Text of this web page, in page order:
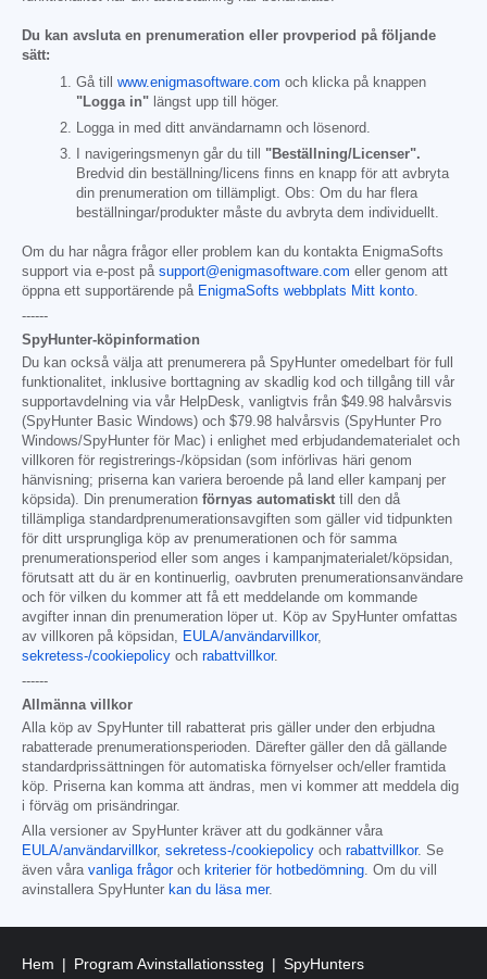
Du kan avsluta en prenumeration eller provperiod på följande
sätt:
Gå till www.enigmasoftware.com och klicka på knappen
"Logga in" längst upp till höger.
Logga in med ditt användarnamn och lösenord.
I navigeringsmenyn går du till "Beställning/Licenser".
Bredvid din beställning/licens finns en knapp för att avbryta
din prenumeration om tillämpligt. Obs: Om du har flera
beställningar/produkter måste du avbryta dem individuellt.
Om du har några frågor eller problem kan du kontakta EnigmaSofts
support via e-post på support@enigmasoftware.com eller genom att
öppna ett supportärende på EnigmaSofts webbplats Mitt konto.
------
SpyHunter-köpinformation
Du kan också välja att prenumerera på SpyHunter omedelbart för full
funktionalitet, inklusive borttagning av skadlig kod och tillgång till vår
supportavdelning via vår HelpDesk, vanligtvis från $49.98 halvårsvis
(SpyHunter Basic Windows) och $79.98 halvårsvis (SpyHunter Pro
Windows/SpyHunter för Mac) i enlighet med erbjudandematerialet och
villkoren för registrerings-/köpsidan (som införlivas häri genom
hänvisning; priserna kan variera beroende på land eller kampanj per
köpsida). Din prenumeration förnyas automatiskt till den då
tillämpliga standardprenumerationsavgiften som gäller vid tidpunkten
för ditt ursprungliga köp av prenumerationen och för samma
prenumerationsperiod eller som anges i kampanjmaterialet/köpsidan,
förutsatt att du är en kontinuerlig, oavbruten prenumerationsanvändare
och för vilken du kommer att få ett meddelande om kommande
avgifter innan din prenumeration löper ut. Köp av SpyHunter omfattas
av villkoren på köpsidan, EULA/användarvillkor,
sekretess-/cookiepolicy och rabattvillkor.
------
Allmänna villkor
Alla köp av SpyHunter till rabatterat pris gäller under den erbjudna
rabatterade prenumerationsperioden. Därefter gäller den då gällande
standardprissättningen för automatiska förnyelser och/eller framtida
köp. Priserna kan komma att ändras, men vi kommer att meddela dig
i förväg om prisändringar.
Alla versioner av SpyHunter kräver att du godkänner våra
EULA/användarvillkor, sekretess-/cookiepolicy och rabattvillkor. Se
även våra vanliga frågoroch kriterier för hotbedömning. Om du vill
avinstallera SpyHunter kan du läsa mer.
Hem Program Avinstallationssteg SpyHunters